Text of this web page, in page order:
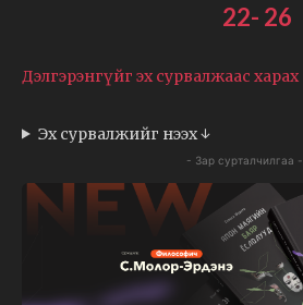
22- 26
Дэлгэрэнгүйг эх сурвалжаас харах
Эх сурвалжийг нээх ↓
- Зар сурталчилгаа -